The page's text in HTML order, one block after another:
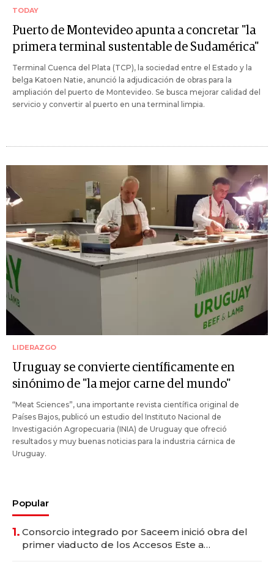
TODAY
Puerto de Montevideo apunta a concretar "la
primera terminal sustentable de Sudamérica"
Terminal Cuenca del Plata (TCP), la sociedad entre el Estado y la
belga Katoen Natie, anunció la adjudicación de obras para la
ampliación del puerto de Montevideo. Se busca mejorar calidad del
servicio y convertir al puerto en una terminal limpia.
LIDERAZGO
Uruguay se convierte científicamente en
sinónimo de "la mejor carne del mundo"
“Meat Sciences”, una importante revista científica original de
Países Bajos, publicó un estudio del Instituto Nacional de
Investigación Agropecuaria (INIA) de Uruguay que ofreció
resultados y muy buenas noticias para la industria cárnica de
Uruguay.
Popular
1. Consorcio integrado por Saceem inició obra del
primer viaducto de los Accesos Este a